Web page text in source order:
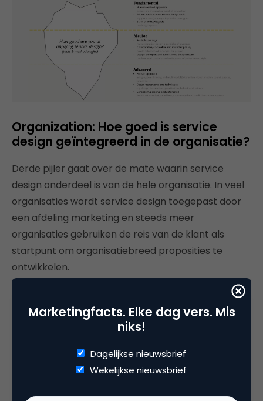
Organization: Hoe goed is service
design geïntegreerd in de organisatie?
Derde pijler gaat over de mate waarin service
design onderdeel is van de hele organisatie. In veel
organisaties wordt service design toegepast door
een afdeling marketing en steeds meer
organisaties gebruiken de reis van de klant als
startpunt om organisatiebreed proposities te
ontwikkelen.
Marketingfacts. Elke dag vers. Mis
niks!
Dagelijkse nieuwsbrief
Wekelijkse nieuwsbrief